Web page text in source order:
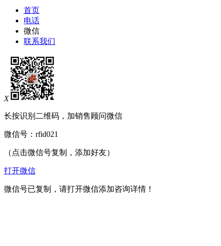
首页
电话
微信
联系我们
X
长按识别二维码，加销售顾问微信
微信号： rfid021
（点击微信号复制，添加好友）
打开微信
微信号已复制，请打开微信添加咨询详情！